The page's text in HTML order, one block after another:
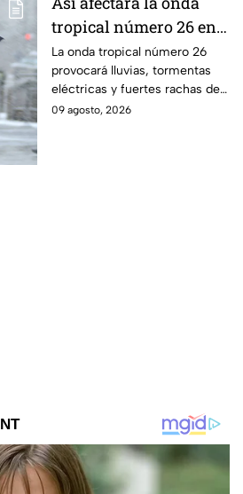
tropical número 26 en
Puebla: Pronóstico y
riesgos
La onda tropical número 26
provocará lluvias, tormentas
eléctricas y fuertes rachas de
viento en Puebla, con mayor
09 agosto, 2026